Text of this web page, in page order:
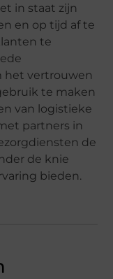
in staat zijn
en op tijd af te
te
het vertrouwen
te maken
van logistieke
partners in
de
de knie
bieden.